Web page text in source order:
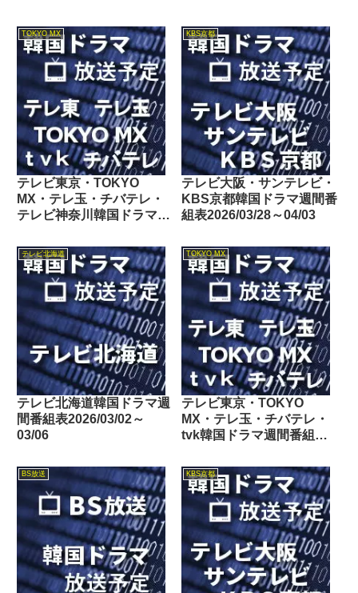
TOKYO MX
テレビ東京・TOKYO
MX・テレ玉・チバテレ・
テレビ神奈川韓国ドラマ週
10/24
KBS京都
テレビ大阪・サンテレビ・
KBS京都韓国ドラマ週間番
組表2026/03/28～04/03
テレビ北海道
テレビ北海道韓国ドラマ週
間番組表2026/03/02～
03/06
TOKYO MX
テレビ東京・TOKYO
MX・テレ玉・チバテレ・
tvk韓国ドラマ週間番組表
BS放送 KBS京都